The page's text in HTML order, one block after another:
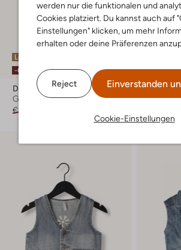
werden nur die funktionalen und
Cookies platziert. Du kannst auch auf
Einstellungen" klicken, um mehr
erhalten oder deine Präferenzen
Reject Einverstanden
Cookie-Einstellungen
Letzter Artikel
-60%
Daily7
Gilet
€ 51,99
-50%
Like Flo
Gilet